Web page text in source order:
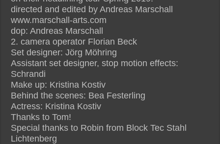
directed and edited by Andreas Marschall
www.marschall-arts.com
dop: Andreas Marschall
2. camera operator Florian Beck
Set designer: Jörg Möhring
Assistant set designer, stop motion effects:
Schrandi
Make up: Kristina Kostiv
Behind the scenes: Bea Festerling
Actress: Kristina Kostiv
Thanks to Tom!
Special thanks to Robin from Block Tec Stahl
Lichtenberg